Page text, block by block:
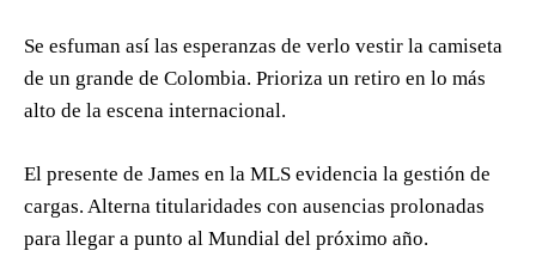
Se esfuman así las esperanzas de verlo vestir la camiseta
de un grande de Colombia. Prioriza un retiro en lo más
alto de la escena internacional.
El presente de James en la MLS evidencia la gestión de
cargas. Alterna titularidades con ausencias prolonadas
para llegar a punto al Mundial del próximo año.